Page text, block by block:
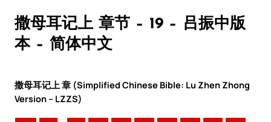
撒母耳记上 章节 – 19 – 吕振中版
本 – 简体中文
撒母耳记上 章 (Simplified Chinese Bible: Lu Zhen Zhong
Version – LZZS)